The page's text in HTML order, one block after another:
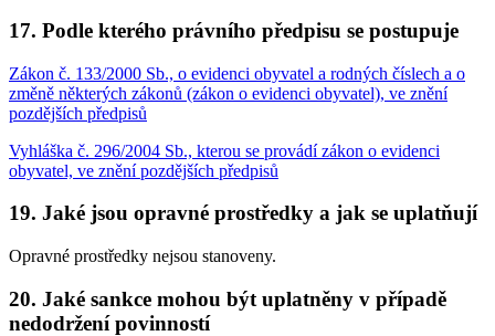
17. Podle kterého právního předpisu se postupuje
Zákon č. 133/2000 Sb., o evidenci obyvatel a rodných číslech a o
změně některých zákonů (zákon o evidenci obyvatel), ve znění
pozdějších předpisů
Vyhláška č. 296/2004 Sb., kterou se provádí zákon o evidenci
obyvatel, ve znění pozdějších předpisů
19. Jaké jsou opravné prostředky a jak se uplatňují
Opravné prostředky nejsou stanoveny.
20. Jaké sankce mohou být uplatněny v případě
nedodržení povinností